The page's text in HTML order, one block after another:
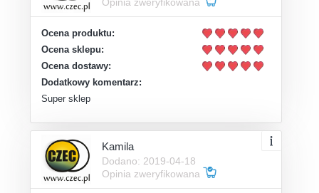
Ocena produktu:
Ocena sklepu:
Ocena dostawy:
Dodatkowy komentarz:
Super sklep
Kamila
Dodano: 2019-04-18
Opinia zweryfikowana